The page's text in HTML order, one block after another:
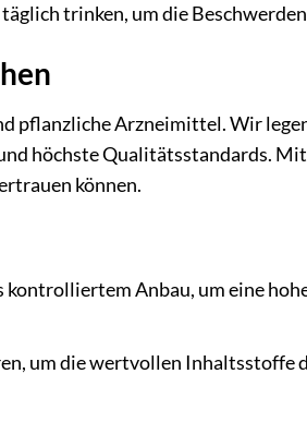
trinken, um die
pflanzliche Arzneimittel. Wir
höchste Qualitätsstandards.
können.
Anbau, um eine
um die wertvollen Inhaltsstoffe